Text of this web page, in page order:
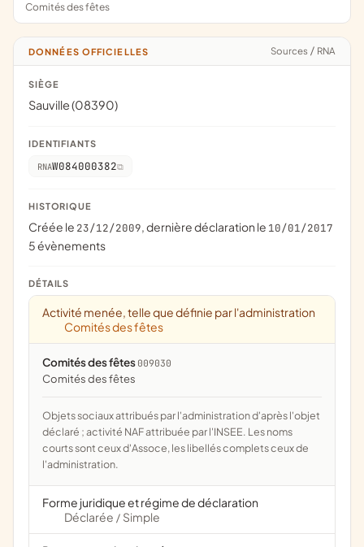
Comités des fêtes
DONNÉES OFFICIELLES Sources / RNA
SIÈGE
Sauville (08390)
IDENTIFIANTS
RNAW084000382
HISTORIQUE
Créée le 23/12/2009, dernière déclaration le 10/01/2017
5 évènements
DÉTAILS
Activité menée, telle que définie par l'administration
Comités des fêtes
Comités des fêtes 009030
comités des fêtes
Objets sociaux attribués par l'administration d'après l'objet
déclaré ; activité NAF attribuée par l'INSEE. Les noms
courts sont ceux d'Assoce, les libellés complets ceux de
l'administration.
Forme juridique et régime de déclaration
Déclarée / Simple